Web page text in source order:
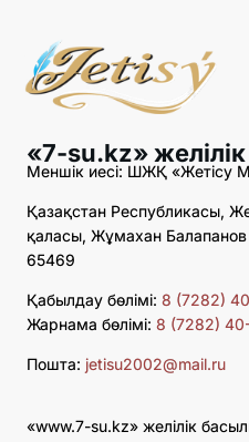
«7-su.kz»
Меншік иесі: ШЖҚ «Жетісу
Қазақстан Республикасы,
қаласы, Жұмахан
65469
Қабылдау бөлімі: 8 (7282)
Жарнама бөлімі: 8 (7282)
Пошта: jetisu2002@mail.ru
«www.7-su.kz» желілік